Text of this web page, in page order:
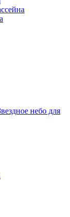
небо для